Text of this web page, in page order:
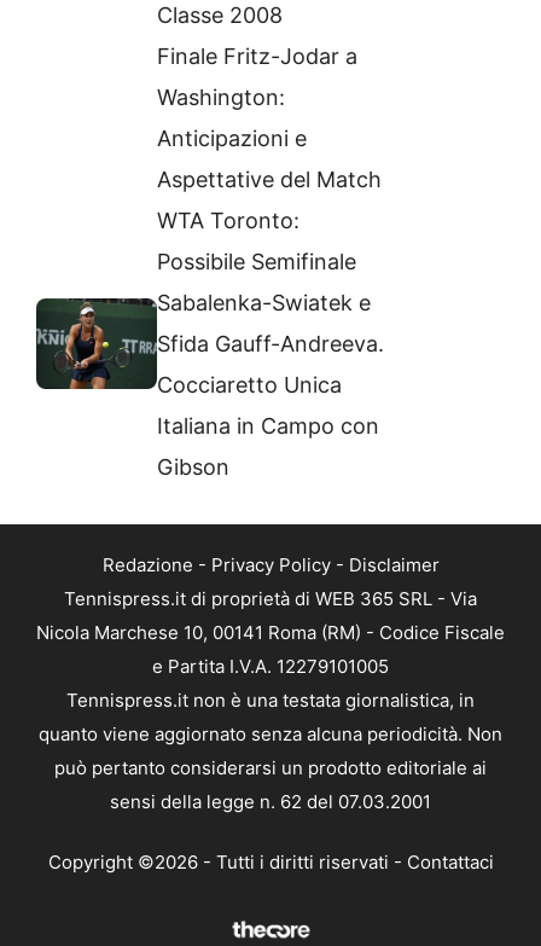
Classe 2008
Finale Fritz-Jodar a
Washington:
Anticipazioni e
Aspettative del Match
WTA Toronto:
Possibile Semifinale
Sabalenka-Swiatek e
Sfida Gauff-Andreeva.
Cocciaretto Unica
Italiana in Campo con
Gibson
Redazione - Privacy Policy- Disclaimer
Tennispress.it di proprietà di WEB 365 SRL - Via
Nicola Marchese 10, 00141 Roma (RM) - Codice Fiscale
e Partita I.V.A. 12279101005
Tennispress.it non è una testata giornalistica, in
quanto viene aggiornato senza alcuna periodicità. Non
può pertanto considerarsi un prodotto editoriale ai
sensi della legge n. 62 del 07.03.2001
Copyright ©2026 - Tutti i diritti riservati - Contattaci